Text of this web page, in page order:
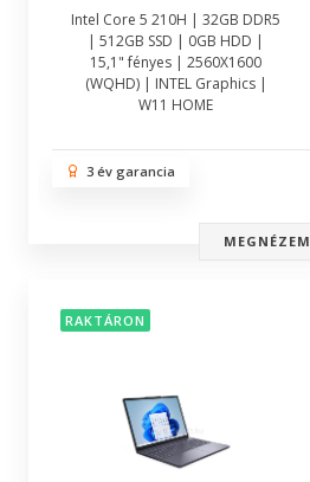
Intel Core 5 210H | 32GB DDR5
| 512GB SSD | 0GB HDD |
15,1" fényes | 2560X1600
(WQHD) | INTEL Graphics |
W11 HOME
3 év garancia
MEGNÉZEM
RAKTÁRON